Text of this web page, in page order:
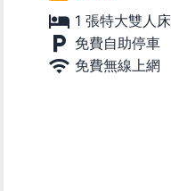
1 張特大雙人床
免費自助停車
免費無線上網